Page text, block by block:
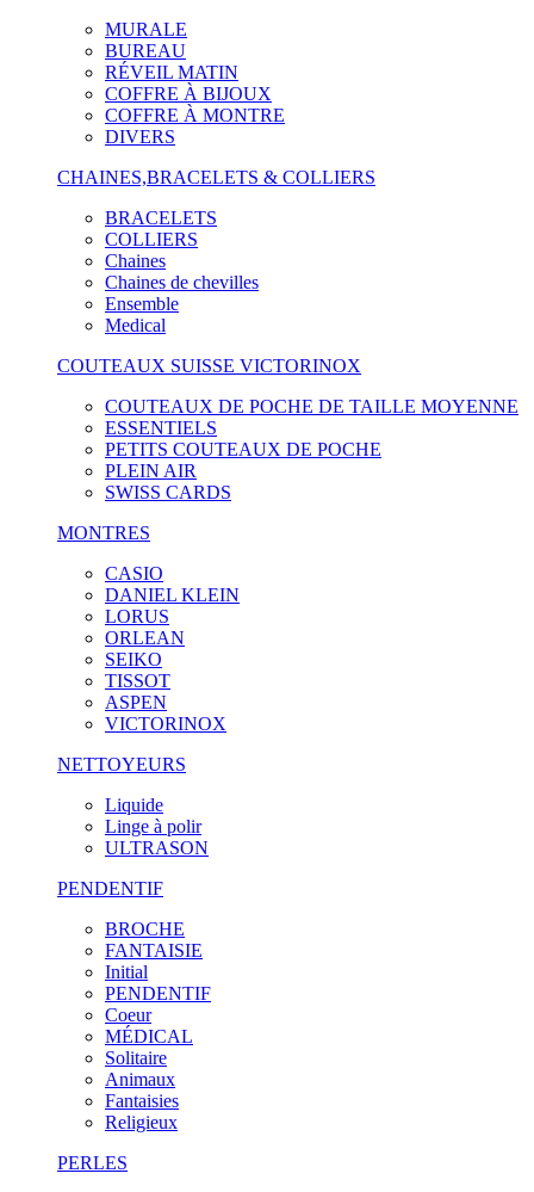
MURALE
BUREAU
RÉVEIL MATIN
COFFRE À BIJOUX
COFFRE À MONTRE
DIVERS
CHAINES,BRACELETS & COLLIERS
BRACELETS
COLLIERS
Chaines
Chaines de chevilles
Ensemble
Medical
COUTEAUX SUISSE VICTORINOX
COUTEAUX DE POCHE DE TAILLE MOYENNE
ESSENTIELS
PETITS COUTEAUX DE POCHE
PLEIN AIR
SWISS CARDS
MONTRES
CASIO
DANIEL KLEIN
LORUS
ORLEAN
SEIKO
TISSOT
ASPEN
VICTORINOX
NETTOYEURS
Liquide
Linge à polir
ULTRASON
PENDENTIF
BROCHE
FANTAISIE
Initial
PENDENTIF
Coeur
MÉDICAL
Solitaire
Animaux
Fantaisies
Religieux
PERLES